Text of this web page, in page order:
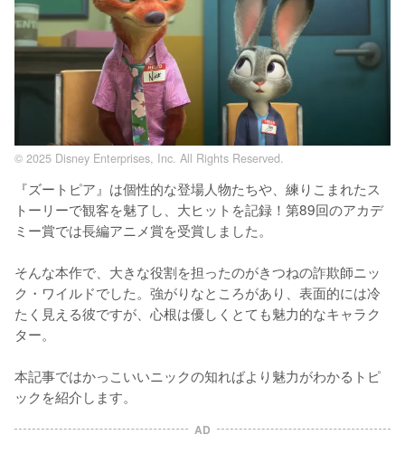
© 2025 Disney Enterprises, Inc. All Rights Reserved.
『ズートピア』は個性的な登場人物たちや、練りこまれたス
トーリーで観客を魅了し、大ヒットを記録！第89回のアカデ
ミー賞では長編アニメ賞を受賞しました。
そんな本作で、大きな役割を担ったのがきつねの詐欺師ニッ
ク・ワイルドでした。強がりなところがあり、表面的には冷
たく見える彼ですが、心根は優しくとても魅力的なキャラク
ター。
本記事ではかっこいいニックの知ればより魅力がわかるトピ
AD